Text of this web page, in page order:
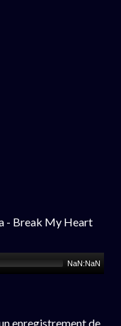
- Break My Heart
NaN:NaN
enregistrement de